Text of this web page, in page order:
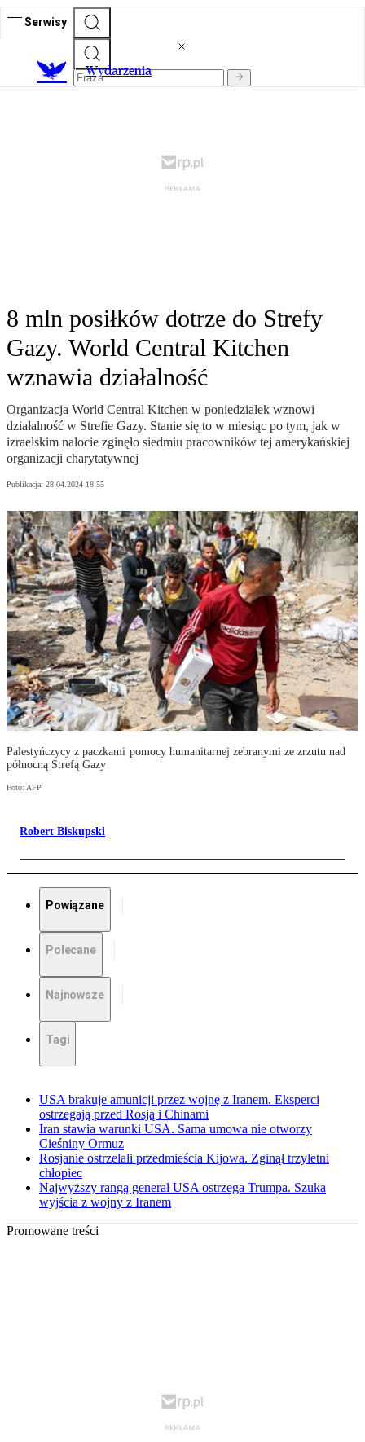
Serwisy
Wydarzenia
8 mln posiłków dotrze do Strefy
Gazy. World Central Kitchen
wznawia działalność
Organizacja World Central Kitchen w poniedziałek wznowi
działalność w Strefie Gazy. Stanie się to w miesiąc po tym, jak w
izraelskim nalocie zginęło siedmiu pracowników tej amerykańskiej
organizacji charytatywnej
Publikacja: 28.04.2024 18:55
Palestyńczycy z paczkami pomocy humanitarnej zebranymi ze zrzutu nad
północną Strefą Gazy
Foto: AFP
Robert Biskupski
Powiązane
Polecane
Najnowsze
Tagi
USA brakuje amunicji przez wojnę z Iranem. Eksperci
ostrzegają przed Rosją i Chinami
Iran stawia warunki USA. Sama umowa nie otworzy
Cieśniny Ormuz
Rosjanie ostrzelali przedmieścia Kijowa. Zginął trzyletni
chłopiec
Najwyższy rangą generał USA ostrzega Trumpa. Szuka
wyjścia z wojny z Iranem
Promowane treści